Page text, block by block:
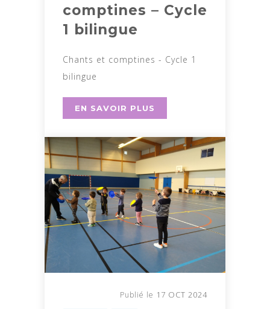
comptines – Cycle
1 bilingue
Chants et comptines - Cycle 1
bilingue
EN SAVOIR PLUS
Publié le 17 OCT 2024